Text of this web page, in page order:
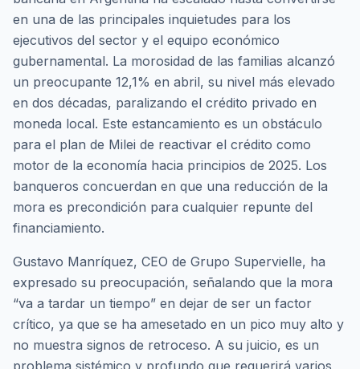
en una de las principales inquietudes para los
ejecutivos del sector y el equipo económico
gubernamental. La morosidad de las familias alcanzó
un preocupante 12,1% en abril, su nivel más elevado
en dos décadas, paralizando el crédito privado en
moneda local. Este estancamiento es un obstáculo
para el plan de Milei de reactivar el crédito como
motor de la economía hacia principios de 2025. Los
banqueros concuerdan en que una reducción de la
mora es precondición para cualquier repunte del
financiamiento.
Gustavo Manríquez, CEO de Grupo Supervielle, ha
expresado su preocupación, señalando que la mora
“va a tardar un tiempo” en dejar de ser un factor
crítico, ya que se ha amesetado en un pico muy alto y
no muestra signos de retroceso. A su juicio, es un